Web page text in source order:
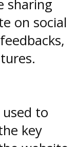
sharing
on social
to
key